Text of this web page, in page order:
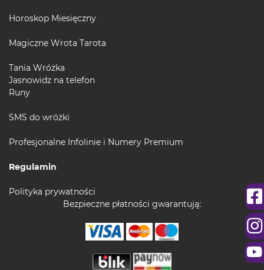
Horoskop Miesięczny
Magiczne Wrota Tarota
Tania Wróżka
Jasnowidz na telefon
Runy
SMS do wróżki
Profesjonalne Infolinie i Numery Premium
Regulamin
Polityka prywatności
Bezpieczne płatności gwarantują: